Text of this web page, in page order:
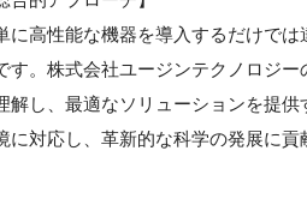
に高性能な機器を導入するだけで
す。株式会社ユージンテクノロジ
解し、最適なソリューションを提
対応し、革新的な科学の発展に貢